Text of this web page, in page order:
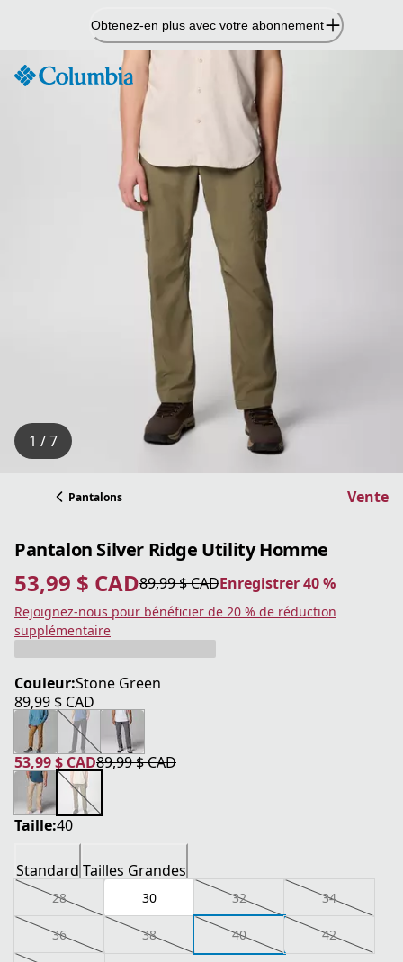
Obtenez-en plus avec votre abonnement
1 / 7
Pantalons Vente
Pantalon Silver Ridge Utility Homme
53,99 $ CAD
prix actuel 53,99 $ CAD89,99 $ CAD
prix original 89,99 $ CAD Enregistrer 40 %
Enregistrer 40 %
Rejoignez-nous pour bénéficier de 20 % de réduction
supplémentaire
Couleur:Stone Green
89,99 $ CAD
prix actuel 89,99 $ CAD
53,99 $ CAD
prix actuel 53,99 $ CAD
89,99 $ CAD
prix original 89,99 $ CAD
Taille:40
Standard Tailles Grandes
28 30 32 34
36 38 40 42